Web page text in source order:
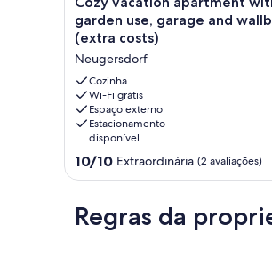
vacation
apartment
with
garden
use,
garage
and
wallbox
(extra
costs)
Neugersdorf
garden use, garage and
(extra costs)
Neugersdorf
Cozinha
Wi-Fi grátis
Espaço externo
Estacionamento
disponível
10.0
de
Extraordinária,
(2
10/10 Extraordinária (2 avaliações)
Regras da